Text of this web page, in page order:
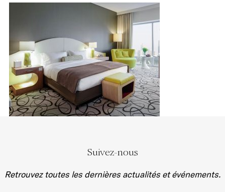
Suivez-nous
Retrouvez toutes les dernières actualités et événements.